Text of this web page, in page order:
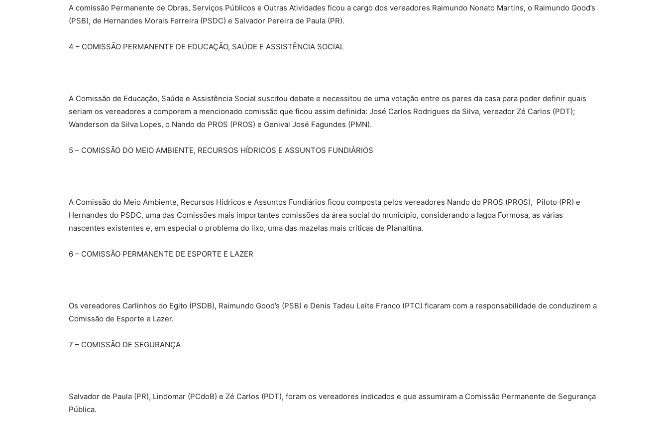
A comissão Permanente de Obras, Serviços Públicos e Outras Atividades ficou a cargo dos vereadores Raimundo Nonato Martins, o Raimundo Good’s
(PSB), de Hernandes Morais Ferreira (PSDC) e Salvador Pereira de Paula (PR).
4 – COMISSÃO PERMANENTE DE EDUCAÇÃO, SAÚDE E ASSISTÊNCIA SOCIAL
A Comissão de Educação, Saúde e Assistência Social suscitou debate e necessitou de uma votação entre os pares da casa para poder definir quais
seriam os vereadores a comporem a mencionado comissão que ficou assim definida: José Carlos Rodrigues da Silva, vereador Zé Carlos (PDT);
Wanderson da Silva Lopes, o Nando do PROS (PROS) e Genival José Fagundes (PMN).
5 – COMISSÃO DO MEIO AMBIENTE, RECURSOS HÍDRICOS E ASSUNTOS FUNDIÁRIOS
A Comissão do Meio Ambiente, Recursos Hídricos e Assuntos Fundiários ficou composta pelos vereadores Nando do PROS (PROS), Piloto (PR) e
Hernandes do PSDC, uma das Comissões mais importantes comissões da área social do município, considerando a lagoa Formosa, as várias
nascentes existentes e, em especial o problema do lixo, uma das mazelas mais críticas de Planaltina.
6 – COMISSÃO PERMANENTE DE ESPORTE E LAZER
Os vereadores Carlinhos do Egito (PSDB), Raimundo Good’s (PSB) e Denis Tadeu Leite Franco (PTC) ficaram com a responsabilidade de conduzirem a
Comissão de Esporte e Lazer.
7 – COMISSÃO DE SEGURANÇA
Salvador de Paula (PR), Lindomar (PCdoB) e Zé Carlos (PDT), foram os vereadores indicados e que assumiram a Comissão Permanente de Segurança
Pública.